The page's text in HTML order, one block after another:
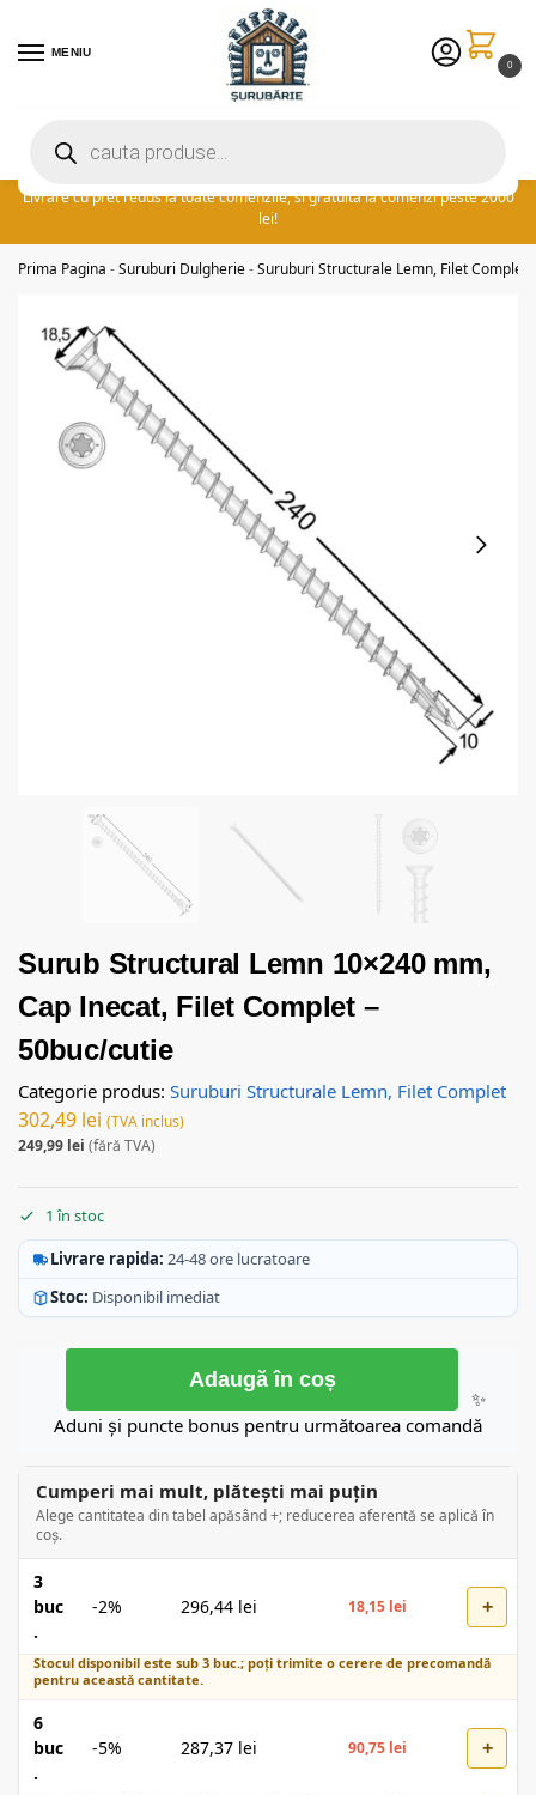
MENIU
0
reducere la comenzile peste 300 lei! adauga cuponul ‘FIDSUR’ la
Livrare cu pret redus la toate comenzile, si gratuita la comenzi peste 2000
lei!
Prima Pagina - Suruburi Dulgherie - Suruburi Structurale Lemn, Filet Complet
Surub Structural Lemn 10×240 mm,
Cap Inecat, Filet Complet –
50buc/cutie
Categorie produs: Suruburi Structurale Lemn, Filet Complet
302,49 lei (TVA inclus)
249,99 lei (fără TVA)
1 în stoc
Livrare rapida: 24-48 ore lucratoare
Stoc: Disponibil imediat
Adaugă în coș
✨
Aduni și puncte bonus pentru următoarea comandă
Cumperi mai mult, plătești mai puțin
Alege cantitatea din tabel apăsând +; reducerea aferentă se aplică în
coș.
3
buc
.
-2% 296,44 lei 18,15 lei +
Stocul disponibil este sub 3 buc.; poți trimite o cerere de precomandă
pentru această cantitate.
6
buc
.
-5% 287,37 lei 90,75 lei +